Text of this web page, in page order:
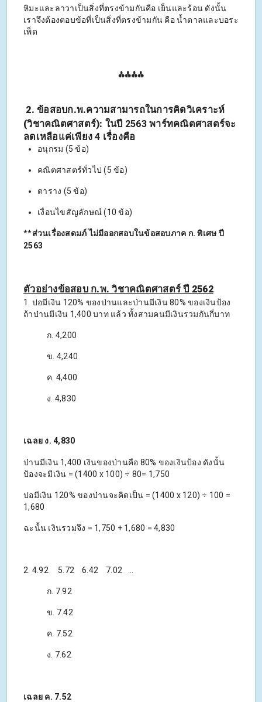
หิมะและลาวาเป็นสิ่งที่ตรงข้ามกันคือ เย็นและร้อน ดังนั้น
เราจึงต้องตอบข้อที่เป็นสิ่งที่ตรงข้ามกัน คือ น้ำตาลและบอระ
เพ็ด
⁂⁂⁂⁂
2. ข้อสอบก.พ.ความสามารถในการคิดวิเคราะห์
(วิชาคณิตศาสตร์): ในปี 2563 พาร์ทคณิตศาสตร์จะ
ลดเหลือแค่เพียง 4 เรื่องคือ
อนุกรม (5 ข้อ)
คณิตศาสตร์ทั่วไป (5 ข้อ)
ตาราง (5 ข้อ)
เงื่อนไขสัญลักษณ์ (10 ข้อ)
**ส่วนเรื่องสดมภ์ ไม่มีออกสอบในข้อสอบภาค ก. พิเศษ ปี
2563
ตัวอย่างข้อสอบ ก.พ. วิชาคณิตศาสตร์ ปี 2562
1. ปอมีเงิน 120% ของป่านและป่านมีเงิน 80% ของเงินป้อง
ถ้าป่านมีเงิน 1,400 บาท แล้ว ทั้งสามคนมีเงินรวมกันกี่บาท
ก. 4,200
ข. 4,240
ค. 4,400
ง. 4,830
เฉลย ง. 4,830
ป่านมีเงิน 1,400 เงินของป่านคือ 80% ของเงินป้อง ดังนั้น
ป้องจะมีเงิน = (1400 x 100) ÷ 80= 1,750
ปอมีเงิน 120% ของป่านจะคิดเป็น = (1400 x 120) ÷ 100 =
1,680
ฉะน้้น เงินรวมจึง = 1,750 + 1,680 = 4,830
2. 4.92 5.72 6.42 7.02 …
ก. 7.92
ข. 7.42
ค. 7.52
ง. 7.62
เฉลย ค. 7.52